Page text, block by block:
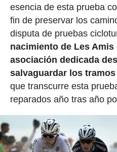
esencia de esta prueba
fin de preservar los
disputa de pruebas
nacimiento de Les Amis
asociación dedicada
salvaguardar los
que transcurre esta
reparados año tras año